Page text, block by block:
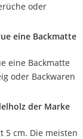
oder
eine Backmatte
eine Backmatte
oder Backwaren
der Marke
5 cm. Die meisten